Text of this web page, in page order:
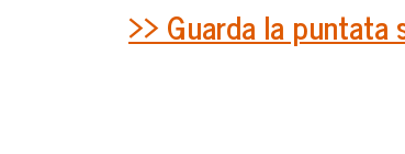
>> Guarda la puntata